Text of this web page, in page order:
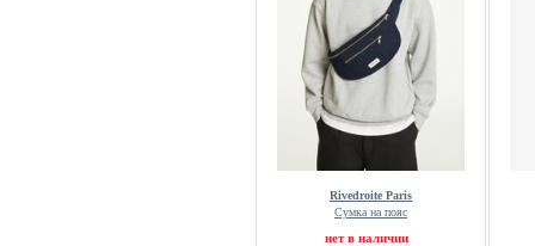
Rivedroite Paris
Сумка на пояс
нет в наличии